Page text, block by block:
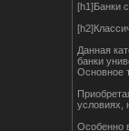
[h1]Банки
Данная
банки
Основное
условиях,
Особенно